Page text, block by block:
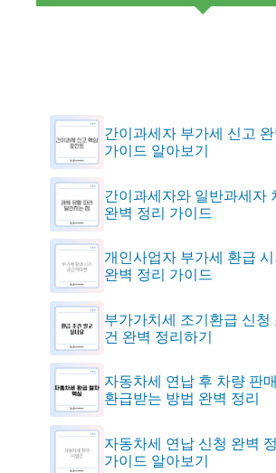
간이과세자 부가세 신고
가이드 알아보기
간이과세자와 일반과세자
완벽 정리 가이드
개인사업자 부가세 환급
완벽 정리 가이드
부가가치세 조기환급 신청
건 완벽 정리하기
자동차세 연납 후 차량 판
환급받는 방법 완벽 정리
자동차세 연납 신청 완벽
가이드 알아보기